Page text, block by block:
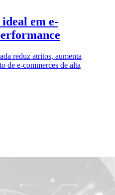
em e-
reduz atritos, aumenta
de e-commerces de alta